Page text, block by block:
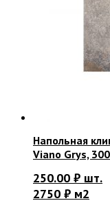
Напольная
Viano Grys,
250.00 ₽ шт.
2750 ₽ м2